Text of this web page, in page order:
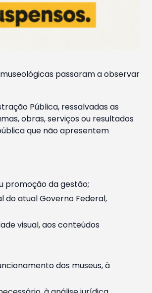
passaram a observar
Pública, ressalvadas as
obras, serviços ou resultados
que não apresentem
promoção da gestão;
do atual Governo Federal,
visual, aos conteúdos
dos museus, à